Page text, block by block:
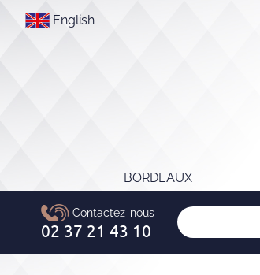
English
BORDEAUX